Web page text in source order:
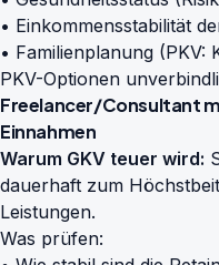
• Einkommensstabilität
• Familienplanung (PKV:
PKV-Optionen
Freelancer/Consultant
Einnahmen
Warum GKV teuer wird:
dauerhaft zum
Leistungen.
Was prüfen: